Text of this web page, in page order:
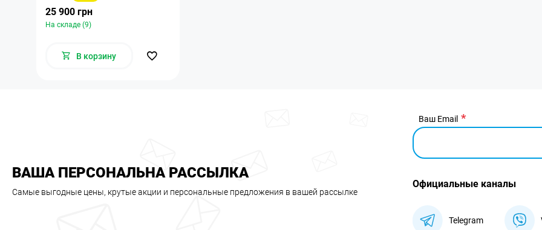
25 900 грн
На складе (9)
В корзину
ВАША ПЕРСОНАЛЬНА РАССЫЛКА
Самые выгодные цены, крутые акции и персональные предложения в вашей рассылке
Ваш Email
Официальные каналы
Telegram